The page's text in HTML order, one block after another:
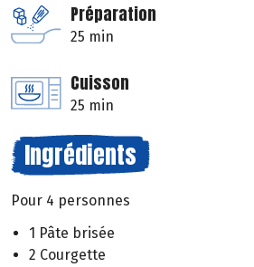
Préparation
25 min
Cuisson
25 min
Ingrédients
Pour 4 personnes
1 Pâte brisée
2 Courgette